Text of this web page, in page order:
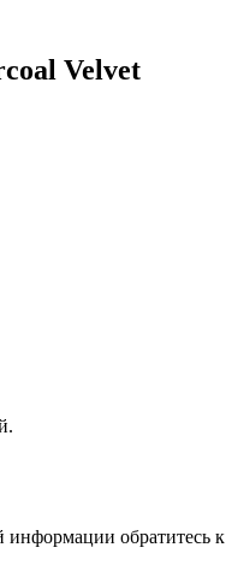
Velvet
обратитесь к